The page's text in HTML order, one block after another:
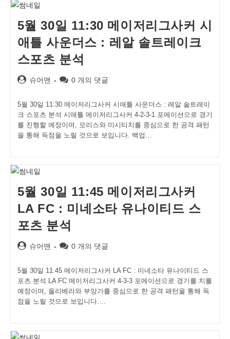
5월 30일 11:30 메이저리그사커 시
애틀 사운더스 : 레알 솔트레이크
스포츠 분석
Post슈어맨
Post0 개의 댓글
5월 30일 11:30 메이저리그사커 시애틀 사운더스 : 레알 솔트레이
크 스포츠 분석 시애틀 메이저리그사커 4-2-3-1 포메이션으로 경기
를 진행할 예정이며, 모리스와 미시티치를 중심으로 한 공격 패턴
을 통해 득점을 노릴 것으로 보입니다. 백업…
5월 30일 11:45 메이저리그사커
LA FC : 미네소타 유나이티드 스
포츠 분석
Post슈어맨
Post0 개의 댓글
5월 30일 11:45 메이저리그사커 LA FC : 미네소타 유나이티드 스
포츠 분석 LA FC 메이저리그사커 4-3-3 포메이션으로 경기를 치를
예정이며, 올리베라와 부앙가를 중심으로 한 공격 패턴을 통해 득
점을 노릴 것으로 보입니다.…